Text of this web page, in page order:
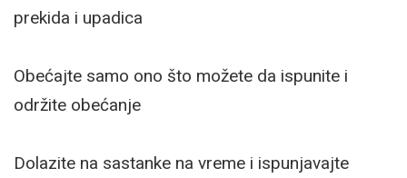
prekida i upadica
Obećajte samo ono što možete da ispunite i
održite obećanje
Dolazite na sastanke na vreme i ispunjavajte